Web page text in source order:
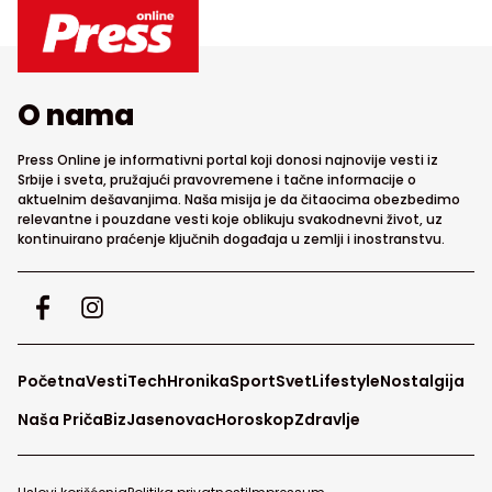
O nama
Press Online je informativni portal koji donosi najnovije vesti iz
Srbije i sveta, pružajući pravovremene i tačne informacije o
aktuelnim dešavanjima. Naša misija je da čitaocima obezbedimo
relevantne i pouzdane vesti koje oblikuju svakodnevni život, uz
kontinuirano praćenje ključnih događaja u zemlji i inostranstvu.
PočetnaVestiTechHronikaSportSvetLifestyleNostalgija
Naša PričaBizJasenovacHoroskopZdravlje